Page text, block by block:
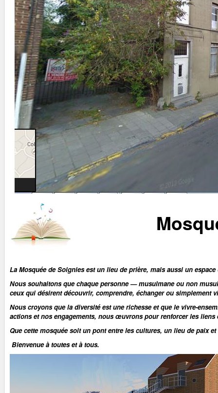
La Mosquée de Soignies est un lieu de prière, mais aussi un
Nous souhaitons que chaque personne — musulmane ou non
ceux qui désirent découvrir, comprendre, échanger ou simplement
Nous croyons que la diversité est une richesse et que le vivre-
actions et nos engagements, nous œuvrons pour renforcer les
Que cette mosquée soit un pont entre les cultures, un lieu de paix
Bienvenue à toutes et à tous.